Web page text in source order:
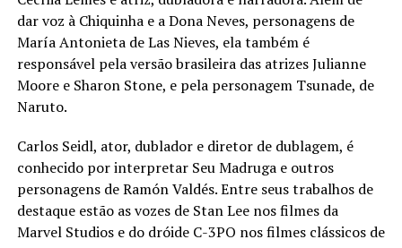
dar voz à Chiquinha e a Dona Neves, personagens de
María Antonieta de Las Nieves, ela também é
responsável pela versão brasileira das atrizes Julianne
Moore e Sharon Stone, e pela personagem Tsunade, de
Naruto.
Carlos Seidl, ator, dublador e diretor de dublagem, é
conhecido por interpretar Seu Madruga e outros
personagens de Ramón Valdés. Entre seus trabalhos de
destaque estão as vozes de Stan Lee nos filmes da
Marvel Studios e do dróide C-3PO nos filmes clássicos de